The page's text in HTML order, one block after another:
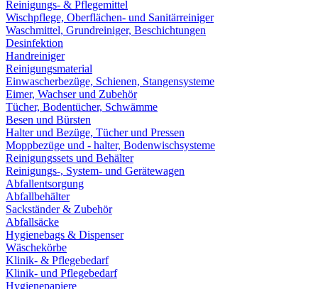
Reinigungs- & Pflegemittel
Wischpflege, Oberflächen- und Sanitärreiniger
Waschmittel, Grundreiniger, Beschichtungen
Desinfektion
Handreiniger
Reinigungsmaterial
Einwascherbezüge, Schienen, Stangensysteme
Eimer, Wachser und Zubehör
Tücher, Bodentücher, Schwämme
Besen und Bürsten
Halter und Bezüge, Tücher und Pressen
Moppbezüge und - halter, Bodenwischsysteme
Reinigungssets und Behälter
Reinigungs-, System- und Gerätewagen
Abfallentsorgung
Abfallbehälter
Sackständer & Zubehör
Abfallsäcke
Hygienebags & Dispenser
Wäschekörbe
Klinik- & Pflegebedarf
Klinik- und Pflegebedarf
Hygienepapiere